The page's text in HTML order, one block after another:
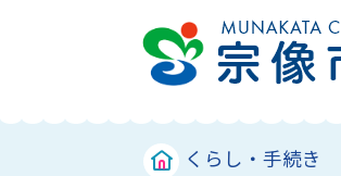
くらし・手続き